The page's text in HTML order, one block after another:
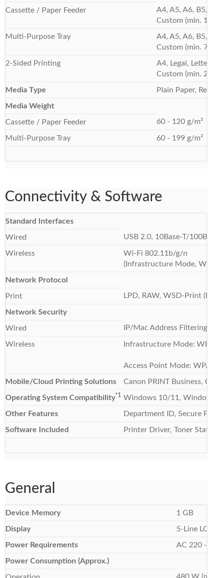
Cassette / Paper Feeder
A4, A5, A6, B5,
Custom (min.
Multi-Purpose Tray
A4, A5, A6, B5,
Custom (min.
2-Sided Printing
A4, Legal, Letter,
Custom (min.
Media Type Plain Paper,
Media Weight
Cassette / Paper Feeder 60 - 120 g/m²
Multi-Purpose Tray 60 - 199 g/m²
Connectivity & Software
Standard Interfaces
Wired USB 2.0, 10Base-T/
Wireless
Wi-Fi 802.11b/g/n
(Infrastructure Mode,
Network Protocol
Print LPD, RAW, WSD-Print
Network Security
Wired IP/Mac Address Filtering,
Wireless Infrastructure Mode: WEP
Access Point Mode:
Mobile/Cloud Printing Solutions Canon PRINT Business,
Operating System Compatibility*1 Windows 10/11, Windows
Other Features Department ID, Secure
Software Included Printer Driver, Toner Status
General
Device Memory 1 GB
Display 5-Line LCD
Power Requirements AC 220 -
Power Consumption (Approx.)
480 W